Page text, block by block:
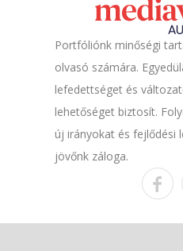
Portfóliónk minőségi
olvasó számára.
lefedettséget és
lehetőséget biztosít.
új irányokat és fejlődési
jövőnk záloga.